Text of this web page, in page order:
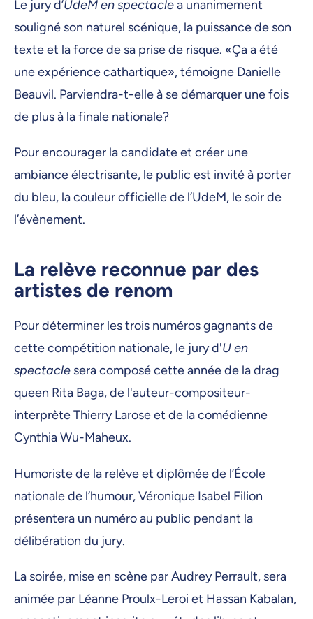
Le jury d’UdeM en spectaclea unanimement
souligné son naturel scénique, la puissance de son
texte et la force de sa prise de risque. «Ça a été
une expérience cathartique», témoigne Danielle
Beauvil. Parviendra-t-elle à se démarquer une fois
de plus à la finale nationale?
Pour encourager la candidate et créer une
ambiance électrisante, le public est invité à porter
du bleu, la couleur officielle de l’UdeM, le soir de
l’évènement.
La relève reconnue par des
artistes de renom
Pour déterminer les trois numéros gagnants de
cette compétition nationale, le jury d'U en
spectacle sera composé cette année de la drag
queen Rita Baga, de l'auteur-compositeur-
interprète Thierry Larose et de la comédienne
Cynthia Wu-Maheux.
Humoriste de la relève et diplômée de l’École
nationale de l’humour, Véronique Isabel Filion
présentera un numéro au public pendant la
délibération du jury.
La soirée, mise en scène par Audrey Perrault, sera
animée par Léanne Proulx-Leroi et Hassan Kabalan,